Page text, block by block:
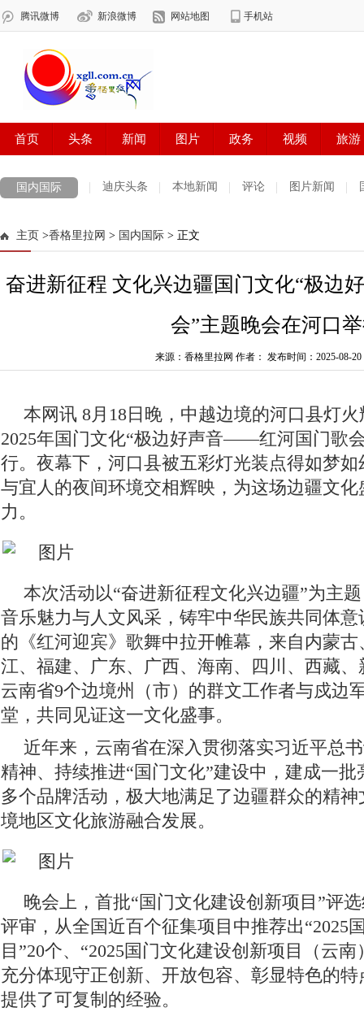
国内国际 迪庆头条 本地新闻 评论 图片新闻
主页 >香格里拉网 > 国内国际 > 正文
奋进新征程 文化兴边疆国门文化“极
会”主题晚会在河口
来源：香格里拉网 作者： 发布时间：2025-08-20
本网讯 8月18日晚，中越边境的河口县灯
2025年国门文化“极边好声音——红河国门歌
行。夜幕下，河口县被五彩灯光装点得如梦
与宜人的夜间环境交相辉映，为这场边疆文
力。
本次活动以“奋进新征程文化兴边疆”为主
音乐魅力与人文风采，铸牢中华民族共同体
的《红河迎宾》歌舞中拉开帷幕，来自内蒙
江、福建、广东、广西、海南、四川、西藏
云南省9个边境州（市）的群文工作者与戍边
堂，共同见证这一文化盛事。
近年来，云南省在深入贯彻落实习近平总
精神、持续推进“国门文化”建设中，建成一
多个品牌活动，极大地满足了边疆群众的精
境地区文化旅游融合发展。
晚会上，首批“国门文化建设创新项目”评
评审，从全国近百个征集项目中推荐出“2025
目”20个、“2025国门文化建设创新项目（云
充分体现守正创新、开放包容、彰显特色的
提供了可复制的经验。